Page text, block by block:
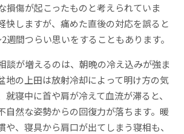
損傷が起こったものと考えられていま
快しますが、痛めた直後の対応を誤ると
週間つらい思いをすることもあります。
談が増えるのは、朝晩の冷え込みが強ま
地の上田は放射冷却によって明け方の気
就寝中に首や肩が冷えて血流が滞ると、
自然な姿勢からの回復力が落ちます。暖
や、寝具から肩口が出てしまう寝相も、